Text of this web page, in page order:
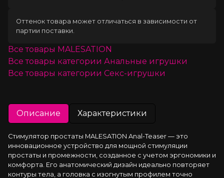
Оттенок товара может отличаться в зависимости от
партии поставки.
Все товары MALESATION
Все товары категории Анальные игрушки
Все товары категории Секс-игрушки
Описание Характеристики
Стимулятор простаты MALESATION Anal-Teaser — это
инновационное устройство для мощной стимуляции
простаты и промежности, созданное с учетом эргономики и
комфорта. Его анатомический дизайн идеально повторяет
контуры тела, а головка с изогнутым профилем точно